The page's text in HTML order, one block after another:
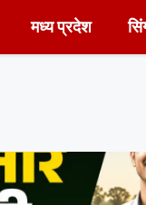
मध्य प्रदेश